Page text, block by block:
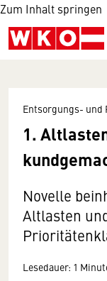
Zum Inhalt springen
Entsorgungs- und
1.
Novelle
Altlasten
Lesedauer: 1